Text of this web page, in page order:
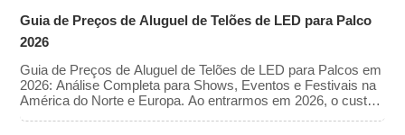
de oferecerem valiosas oportunidades de patrocínio e receita
publicitária. Este guia explora os principais recursos, tipos e
Guia de Preços de Aluguel de Telões de LED para Palco
2026
Guia de Preços de Aluguel de Telões de LED para Palcos em
2026: Análise Completa para Shows, Eventos e Festivais na
América do Norte e Europa. Ao entrarmos em 2026, o custo